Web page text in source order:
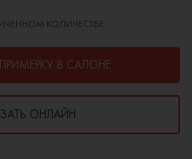
КОЛИЧЕСТВЕ
В САЛОНЕ
ОНЛАЙН